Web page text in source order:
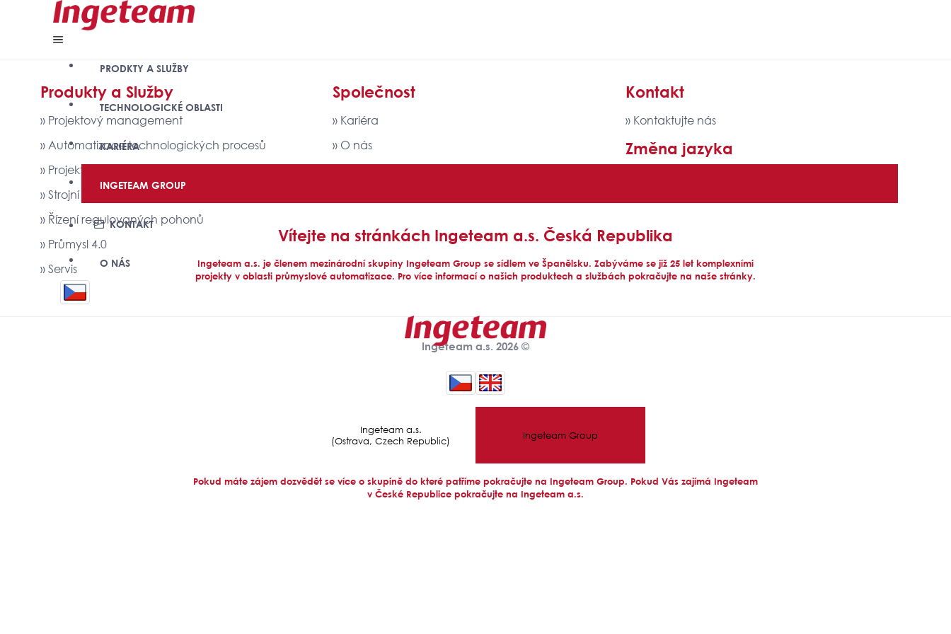
PRODKTY A SLUŽBY
TECHNOLOGICKÉ OBLASTI
KARIÉRA
INGETEAM GROUP
KONTAKT
O NÁS
Produkty a Služby
» Projektový management
» Automatizace technologických procesů
» Projektování elektrických zařízení
» Strojní inženýrství
» Řízení regulovaných pohonů
» Průmysl 4.0
» Servis
Společnost
» Kariéra
» O nás
Kontakt
» Kontaktujte nás
Změna jazyka
Ingeteam a.s. 2026 ©
Vítejte na stránkách Ingeteam a.s. Česká Republika
Ingeteam a.s. je členem mezinárodní skupiny Ingeteam Group se sídlem ve Španělsku. Zabýváme se již 25 let komplexními
projekty v oblasti průmyslové automatizace. Pro více informací o našich produktech a službách pokračujte na naše stránky.
Ingeteam a.s.
(Ostrava, Czech Republic)
Ingeteam Group
Pokud máte zájem dozvědět se více o skupině do které patříme pokračujte na Ingeteam Group. Pokud Vás zajímá Ingeteam
v České Republice pokračujte na Ingeteam a.s.